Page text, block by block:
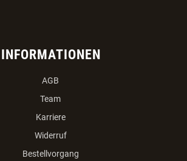
INFORMATIONEN
AGB
Team
Karriere
Widerruf
Bestellvorgang